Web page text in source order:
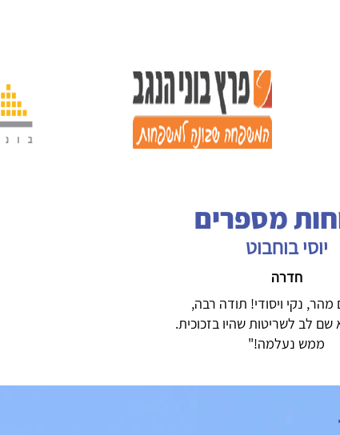
מספרים
יוסי בוחבוט
חדרה
נקי ויסודי! תודה רבה,
לב לשריטות שהיו בזכוכית.
ממש נעלמה!"